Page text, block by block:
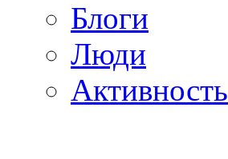
Блоги
Люди
Активность